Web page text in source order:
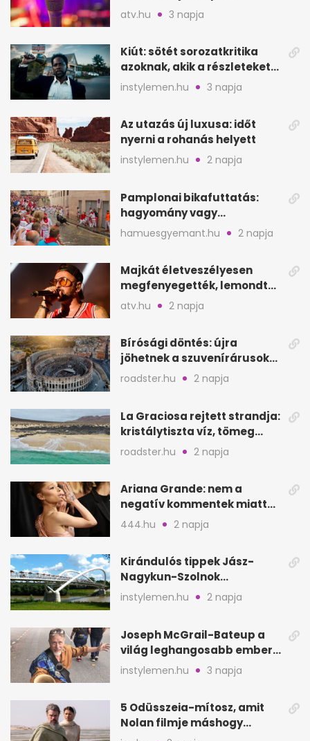
Szarajevói Filmfesztiválon
atv.hu 3 napja
Kiút: sötét sorozatkritika
azoknak, akik a részleteket
keresik
instylemen.hu 3 napja
Az utazás új luxusa: időt
nyerni a rohanás helyett
instylemen.hu 2 napja
Pamplonai bikafuttatás:
hagyomány vagy
értelmetlen vérontás?
hamuesgyemant.hu 2 napja
Majkát életveszélyesen
megfenyegették, lemondta
a sepsiszentgyörgyi
atv.hu 2 napja
Bírósági döntés: újra
jöhetnek a szuvenírárusok
Európa ikonikus helyére
roadster.hu 2 napja
La Graciosa rejtett strandja:
kristálytiszta víz, tömeg
nélkül
roadster.hu 2 napja
Ariana Grande: nem a
negatív kommentek miatt
vonul vissza
444.hu 2 napja
Kirándulós tippek Jász-
Nagykun-Szolnok
megyében: 6 kihagyhatatlan
hely
instylemen.hu 2 napja
Joseph McGrail-Bateup a
világ leghangosabb embere
lett Ausztráliából
instylemen.hu 3 napja
5 Odüsszeia-mítosz, amit
Nolan filmje máshogy
mutat, mint Homérosz